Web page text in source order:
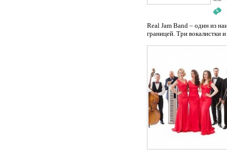
:
Real Jam Band – один из
границей. Три вокалистки